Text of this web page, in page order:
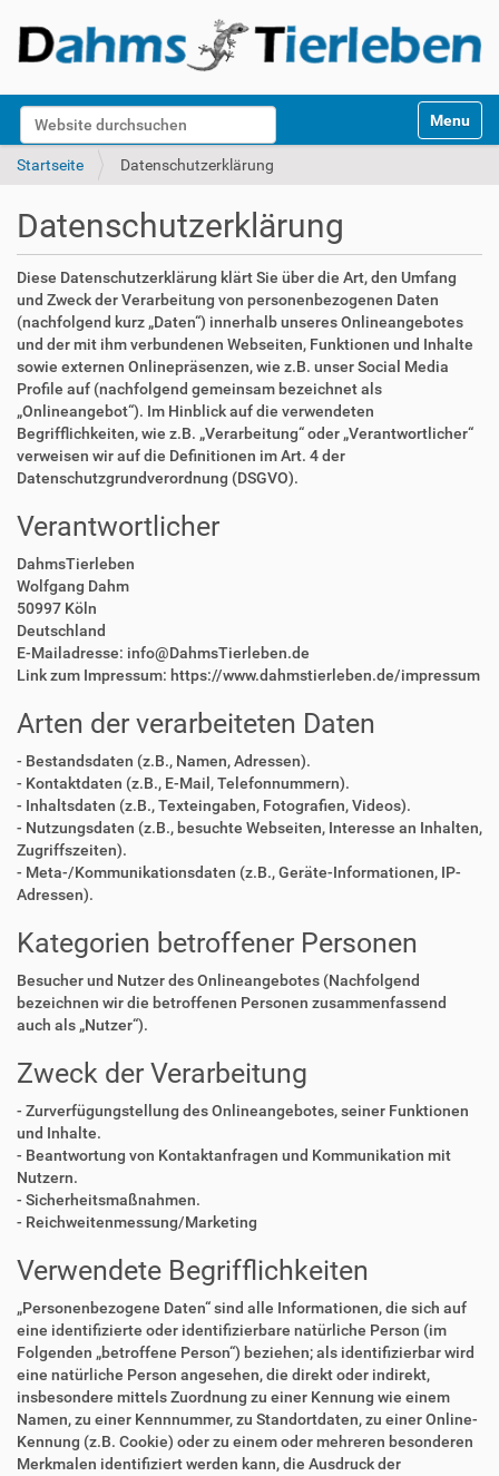
Website durchsuchen
k
Toggle
Startseite Datenschutzerklärung
Datenschutzerklärung
Diese Datenschutzerklärung klärt Sie über die Art, den Umfang
und Zweck der Verarbeitung von personenbezogenen Daten
(nachfolgend kurz „Daten“) innerhalb unseres Onlineangebotes
und der mit ihm verbundenen Webseiten, Funktionen und Inhalte
sowie externen Onlinepräsenzen, wie z.B. unser Social Media
Profile auf (nachfolgend gemeinsam bezeichnet als
„Onlineangebot“). Im Hinblick auf die verwendeten
Begrifflichkeiten, wie z.B. „Verarbeitung“ oder „Verantwortlicher“
verweisen wir auf die Definitionen im Art. 4 der
Datenschutzgrundverordnung (DSGVO).
Verantwortlicher
DahmsTierleben
Wolfgang Dahm
50997 Köln
Deutschland
E-Mailadresse: info@DahmsTierleben.de
Link zum Impressum: https://www.dahmstierleben.de/impressum
Arten der verarbeiteten Daten
- Bestandsdaten (z.B., Namen, Adressen).
- Kontaktdaten (z.B., E-Mail, Telefonnummern).
- Inhaltsdaten (z.B., Texteingaben, Fotografien, Videos).
- Nutzungsdaten (z.B., besuchte Webseiten, Interesse an Inhalten,
Zugriffszeiten).
- Meta-/Kommunikationsdaten (z.B., Geräte-Informationen, IP-
Adressen).
Kategorien betroffener Personen
Besucher und Nutzer des Onlineangebotes (Nachfolgend
bezeichnen wir die betroffenen Personen zusammenfassend
auch als „Nutzer“).
Zweck der Verarbeitung
- Zurverfügungstellung des Onlineangebotes, seiner Funktionen
und Inhalte.
- Beantwortung von Kontaktanfragen und Kommunikation mit
Nutzern.
- Sicherheitsmaßnahmen.
- Reichweitenmessung/Marketing
Verwendete Begrifflichkeiten
„Personenbezogene Daten“ sind alle Informationen, die sich auf
eine identifizierte oder identifizierbare natürliche Person (im
Folgenden „betroffene Person“) beziehen; als identifizierbar wird
eine natürliche Person angesehen, die direkt oder indirekt,
insbesondere mittels Zuordnung zu einer Kennung wie einem
Namen, zu einer Kennnummer, zu Standortdaten, zu einer Online-
Kennung (z.B. Cookie) oder zu einem oder mehreren besonderen
Merkmalen identifiziert werden kann, die Ausdruck der